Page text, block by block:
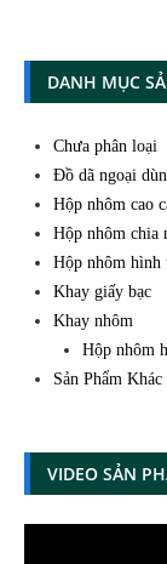
DANH MỤC
Chưa phân loại
Đồ dã ngoại
Hộp nhôm cao
Hộp nhôm chia
Hộp nhôm hình
Khay giấy bạc
Khay nhôm
Hộp nhôm
Sản Phẩm Khác
VIDEO SẢN